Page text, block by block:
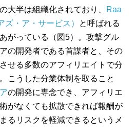
大半は組織化されており、
Raa
・ア・サービス）
と呼ばれる
がっている（図5）。攻撃グル
の開発者である首謀者と、その
せる多数のアフィリエイトで分
こうした分業体制を取ること
の開発に専念でき、アフィリエ
がなくても拡散できれば報酬が
るリスクを軽減できるというメ